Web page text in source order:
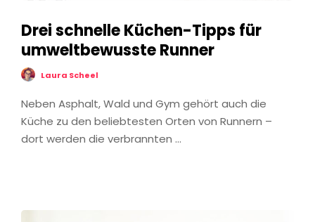
Drei schnelle Küchen-Tipps für
umweltbewusste Runner
Laura Scheel
Neben Asphalt, Wald und Gym gehört auch die
Küche zu den beliebtesten Orten von Runnern –
dort werden die verbrannten …